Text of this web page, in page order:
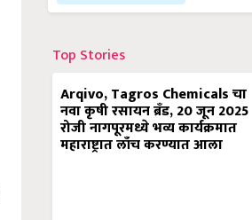
Top Stories
Arqivo, Tagros Chemicals चा
नवा कृषी रसायन ब्रँड, 20 जून 2025
रोजी नागपूरमध्ये भव्य कार्यक्रमात
महाराष्ट्रात लाँच करण्यात आला